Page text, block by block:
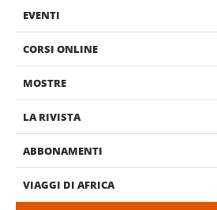
EVENTI
CORSI ONLINE
MOSTRE
LA RIVISTA
ABBONAMENTI
VIAGGI DI AFRICA